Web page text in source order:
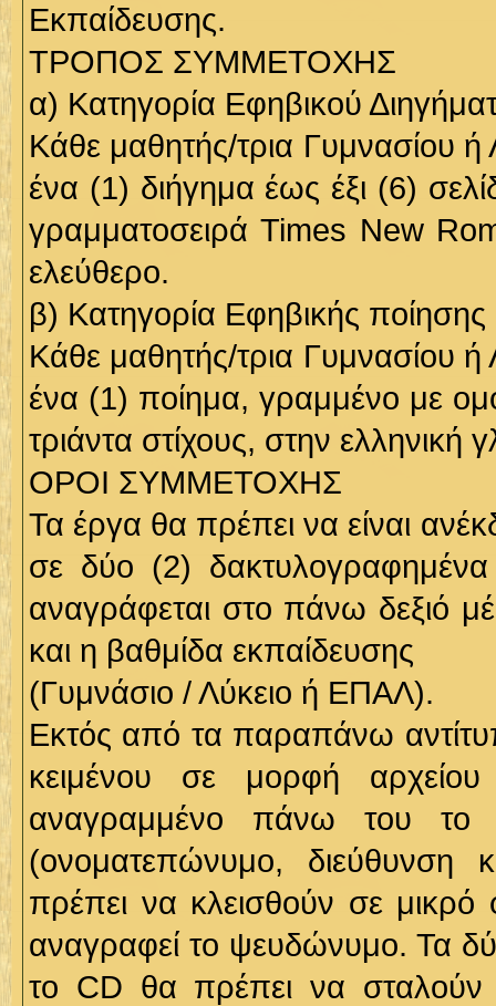
Εκπαίδευσης.
ΤΡΟΠΟΣ ΣΥΜΜΕΤΟΧΗΣ
α) Κατηγορία Εφηβικού
Κάθε μαθητής/τρια Γυμνασίου
ένα (1) διήγημα έως έξι (6)
γραμματοσειρά Times New
ελεύθερο.
β) Κατηγορία Εφηβικής ποίησης
Κάθε μαθητής/τρια Γυμνασίου
ένα (1) ποίημα, γραμμένο με
τριάντα στίχους, στην
ΟΡΟΙ ΣΥΜΜΕΤΟΧΗΣ
Τα έργα θα πρέπει να είναι
σε δύο (2)
αναγράφεται στο πάνω δεξιό
και η βαθμίδα εκπαίδευσης
(Γυμνάσιο / Λύκειο ή ΕΠΑΛ).
Εκτός από τα παραπάνω
κειμένου σε μορφή
αναγραμμένο πάνω του το
(ονοματεπώνυμο, διεύθυνση
πρέπει να κλεισθούν σε
αναγραφεί το ψευδώνυμο. Τα
το CD θα πρέπει να σταλούν